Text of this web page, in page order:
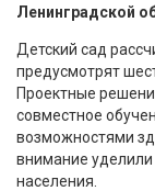
Ленинградской
Детский сад
предусмотрят
Проектные
совместное
возможностями
внимание
населения.